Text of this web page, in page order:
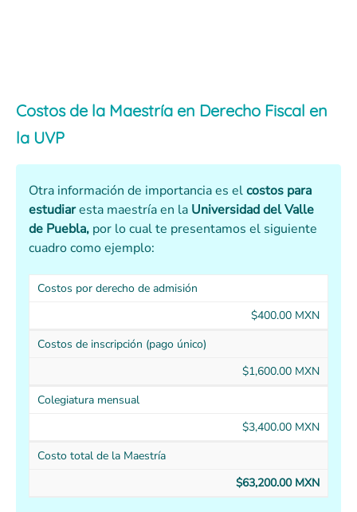
Costos de la Maestría en Derecho Fiscal en
la UVP
Otra información de importancia es elcostos para
estudiaresta maestría en la Universidad del Valle
de Puebla, por lo cual te presentamos el siguiente
cuadro como ejemplo:
Costos por derecho de admisión
$400.00 MXN
Costos de inscripción (pago único)
$1,600.00 MXN
Colegiatura mensual
$3,400.00 MXN
Costo total de la Maestría
$63,200.00 MXN